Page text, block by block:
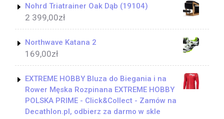
Nohrd Triatrainer Oak Dąb (19104)
2 399,00zł
Northwave Katana 2
169,00zł
EXTREME HOBBY Bluza do Biegania i na
Rower Męska Rozpinana EXTREME HOBBY
POLSKA PRIME - Click&Collect - Zamów na
Decathlon.pl, odbierz za darmo w skle